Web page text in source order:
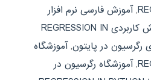
,آموزش فارسی نرم افزار
آموزش کاربردی REGRESSION IN
رگرسیون در پایتون,آموزشگاه
,آموزشگاه رگرسیون در